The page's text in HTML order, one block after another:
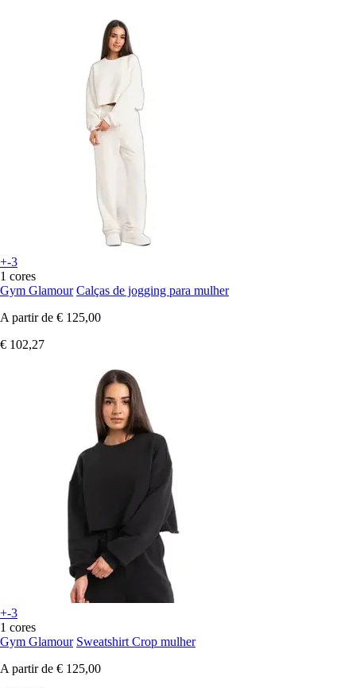
+-3
1 cores
Gym Glamour Calças de jogging para mulher
A partir de € 125,00
€ 102,27
+-3
1 cores
Gym Glamour Sweatshirt Crop mulher
A partir de € 125,00